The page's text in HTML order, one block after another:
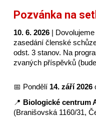
Pozvánka na
10. 6. 2026 |
zasedání členské
odst. 3 stanov. Na
zvaných příspěvků
📅 Pondělí 14. září 2026
📍 Biologické centrum
(Branišovská 1160/31,